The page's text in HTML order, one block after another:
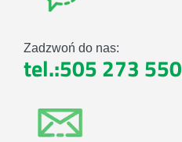
Zadzwoń do nas:
tel.:505 273 550